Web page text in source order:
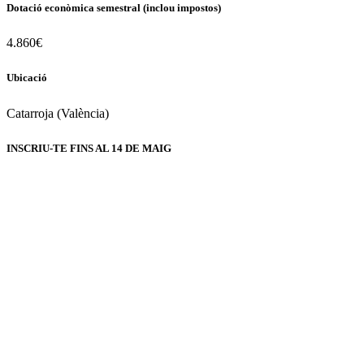
Dotació econòmica semestral (inclou impostos)
4.860€
Ubicació
Catarroja (València)
INSCRIU-TE FINS AL 14 DE MAIG